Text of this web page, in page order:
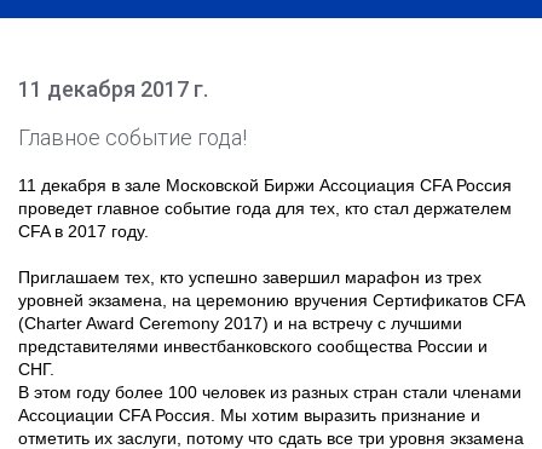
11 декабря 2017 г.
Главное событие года!
11 декабря в зале Московской Биржи Ассоциация CFA Россия
проведет главное событие года для тех, кто стал держателем
CFA в 2017 году.
Приглашаем тех, кто успешно завершил марафон из трех
уровней экзамена, на церемонию вручения Сертификатов CFA
(Charter Award Ceremony 2017) и на встречу с лучшими
представителями инвестбанковского сообщества России и
СНГ.
В этом году более 100 человек из разных стран стали членами
Ассоциации CFA Россия. Мы хотим выразить признание и
отметить их заслуги, потому что сдать все три уровня экзамена